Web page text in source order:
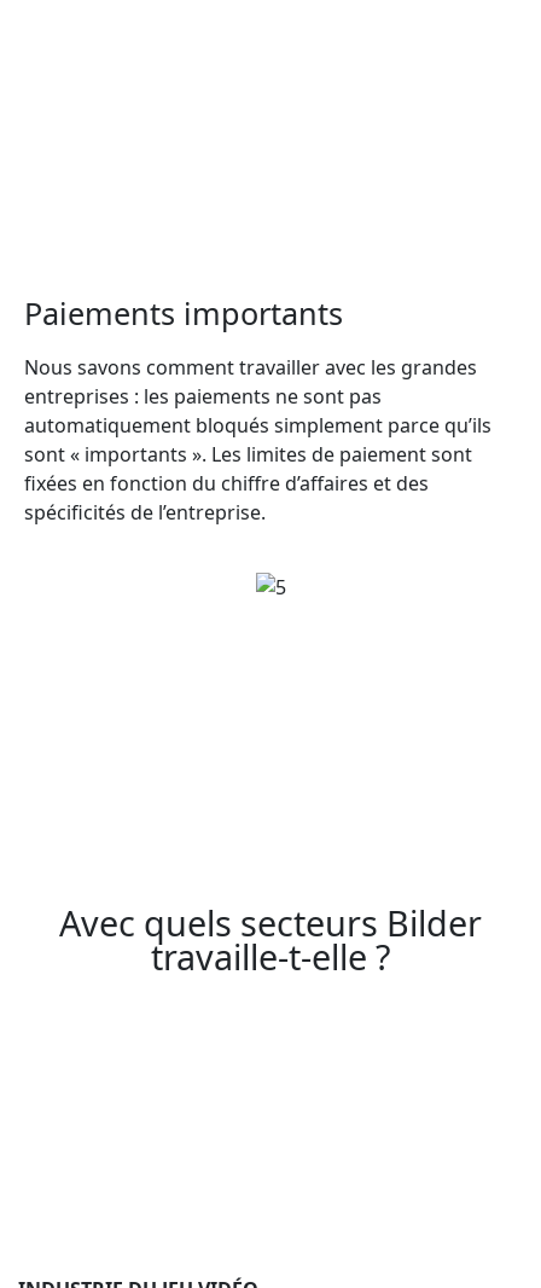
Paiements importants
Nous savons comment travailler avec les grandes
entreprises : les paiements ne sont pas
automatiquement bloqués simplement parce qu’ils
sont « importants ». Les limites de paiement sont
fixées en fonction du chiffre d’affaires et des
spécificités de l’entreprise.
Avec quels secteurs Bilder
travaille-t-elle ?